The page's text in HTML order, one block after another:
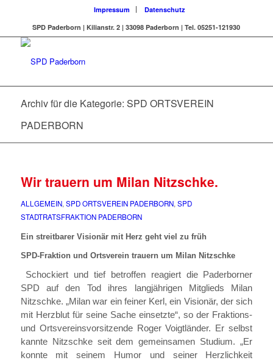
Impressum
Datenschutz
SPD Paderborn | Kilianstr. 2 | 33098 Paderborn | Tel. 05251-121930
Archiv für die Kategorie: SPD ORTSVEREIN
PADERBORN
Wir trauern um Milan Nitzschke.
ALLGEMEIN, SPD ORTSVEREIN PADERBORN, SPD
STADTRATSFRAKTION PADERBORN
Ein streitbarer Visionär mit Herz geht viel zu früh
SPD-Fraktion und Ortsverein trauern um Milan Nitzschke
Schockiert und tief betroffen reagiert die Paderborner
SPD auf den Tod ihres langjährigen Mitglieds Milan
Nitzschke. „Milan war ein feiner Kerl, ein Visionär, der sich
mit Herzblut für seine Sache einsetzte“, so der Fraktions-
und Ortsvereinsvorsitzende Roger Voigtländer. Er selbst
kannte Nitzschke seit dem gemeinsamen Studium. „Er
konnte mit seinem Humor und seiner Herzlichkeit